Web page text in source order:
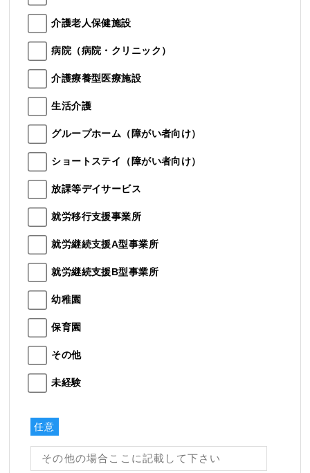
介護老人保健施設
病院（病院・クリニック）
介護療養型医療施設
生活介護
グループホーム（障がい者向け）
ショートステイ（障がい者向け）
放課等デイサービス
就労移行支援事業所
就労継続支援A型事業所
就労継続支援B型事業所
幼稚園
保育園
その他
未経験
任意